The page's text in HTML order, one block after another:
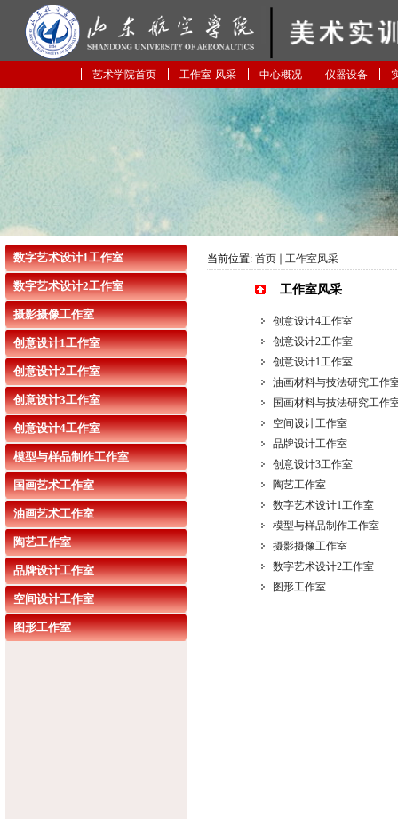
艺术学院首页 工作室-风采 中心概况 仪器设备
数字艺术设计1工作室
数字艺术设计2工作室
摄影摄像工作室
创意设计1工作室
创意设计2工作室
创意设计3工作室
创意设计4工作室
模型与样品制作工作室
国画艺术工作室
油画艺术工作室
陶艺工作室
品牌设计工作室
空间设计工作室
图形工作室
当前位置: 首页 工作室风采
工作室风采
创意设计4工作室
创意设计2工作室
创意设计1工作室
油画材料与技法研究工作
国画材料与技法研究工作
空间设计工作室
品牌设计工作室
​创意设计3工作室
陶艺工作室
​数字艺术设计1工作室
模型与样品制作工作室
摄影摄像工作室
数字艺术设计2工作室
图形工作室